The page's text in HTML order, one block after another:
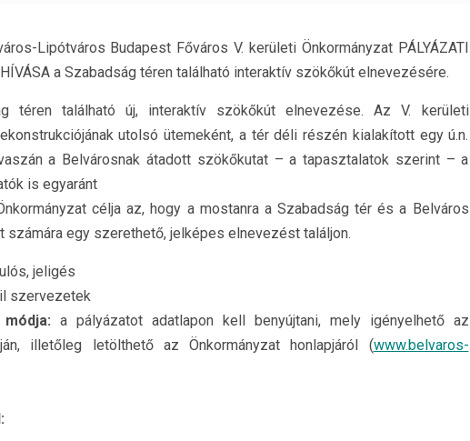
Lipótváros Budapest Főváros V. kerületi Önkormányzat PÁLYÁZATI
a Szabadság téren található interaktív szökőkút elnevezésére.
téren található új, interaktív szökőkút elnevezése. Az V. kerületi
utolsó ütemeként, a tér déli részén kialakított egy ú.n.
a Belvárosnak átadott szökőkutat – a tapasztalatok szerint – a
is egyaránt
célja az, hogy a mostanra a Szabadság tér és a Belváros
egy szerethető, jelképes elnevezést találjon.
jeligés
szervezetek
a pályázatot adatlapon kell benyújtani, mely igényelhető az
illetőleg letölthető az Önkormányzat honlapjáról (www.belvaros-